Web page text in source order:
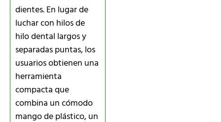
dientes. En lugar de
luchar con hilos de
hilo dental largos y
separadas puntas, los
usuarios obtienen una
herramienta
compacta que
combina un cómodo
mango de plástico, un